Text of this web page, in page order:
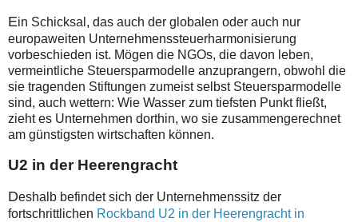
Ein Schicksal, das auch der globalen oder auch nur
europaweiten Unternehmenssteuerharmonisierung
vorbeschieden ist. Mögen die NGOs, die davon leben,
vermeintliche Steuersparmodelle anzuprangern, obwohl die
sie tragenden Stiftungen zumeist selbst Steuersparmodelle
sind, auch wettern: Wie Wasser zum tiefsten Punkt fließt,
zieht es Unternehmen dorthin, wo sie zusammengerechnet
am günstigsten wirtschaften können.
U2 in der Heerengracht
Deshalb befindet sich der Unternehmenssitz der
fortschrittlichen Rockband U2 in der Heerengracht in